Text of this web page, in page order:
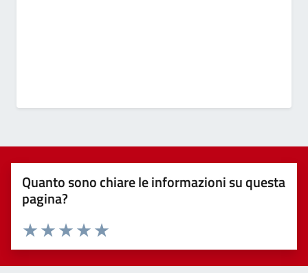
Quanto sono chiare le informazioni su questa
pagina?
Valuta 5 stelle su 5
Valuta 4 stelle su 5
Valuta 3 stelle su 5
Valuta 2 stelle su 5
Valuta 1 stelle su 5